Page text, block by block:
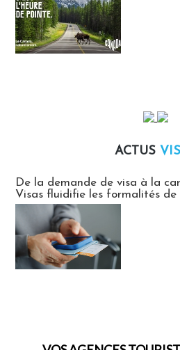
ACTUS
De la demande de visa à la
Visas fluidifie les formalités de